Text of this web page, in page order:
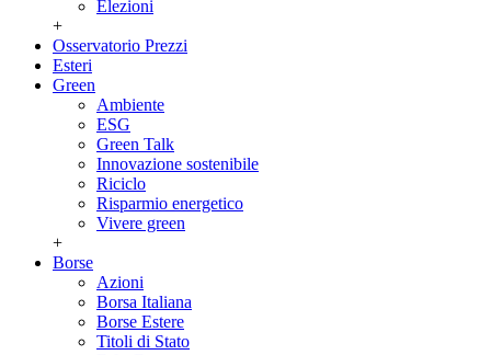
Elezioni
+
Osservatorio Prezzi
Esteri
Green
Ambiente
ESG
Green Talk
Innovazione sostenibile
Riciclo
Risparmio energetico
Vivere green
+
Borse
Azioni
Borsa Italiana
Borse Estere
Titoli di Stato